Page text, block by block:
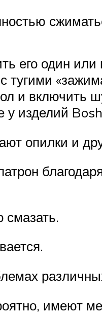
его один
тугими
и включить
у изделий
опилки и
смазать.
имеют